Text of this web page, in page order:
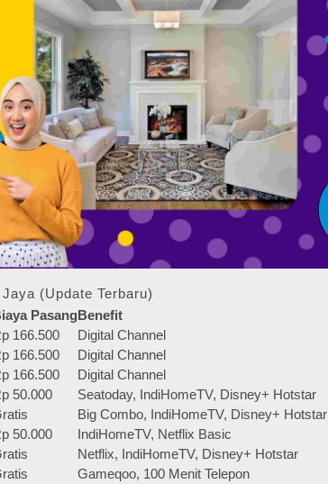
(Update Terbaru)
PasangBenefit
166.500
Digital Channel
166.500
Digital Channel
166.500
Digital Channel
50.000
Seatoday, IndiHomeTV, Disney+ Hotstar
Big Combo, IndiHomeTV, Disney+ Hotstar
50.000
IndiHomeTV, Netflix Basic
Netflix, IndiHomeTV, Disney+ Hotstar
Gameqoo, 100 Menit Telepon